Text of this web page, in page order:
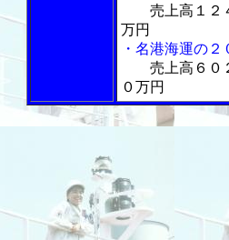
売上高１２
万円
・名港海運の
売上高６０
０万円